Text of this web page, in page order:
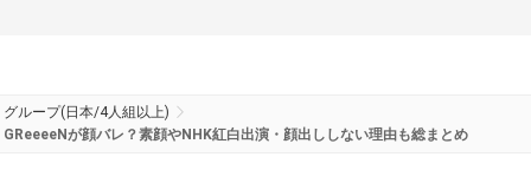
グループ(日本/4人組以上)
GReeeeNが顔バレ？素顔やNHK紅白出演・顔出ししない理由も総まとめ